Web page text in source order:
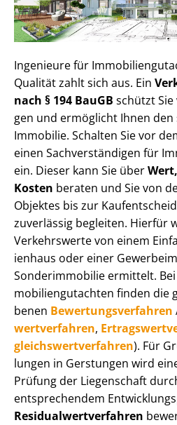
Ingenieure für
Qualität zahlt sich aus. Ein
nach § 194 BauGB schützt
gen und ermöglicht Ihnen
Immobilie. Schalten Sie vor
einen Sach­ver­stän­di­gen für
ein. Dieser kann Sie über
Kosten beraten und Sie von
Objektes bis zur
zuverlässig begleiten. Hierfür
Verkehrswerte von einem
i­en­haus oder einer
Sonderimmobilie ermittelt.
mo­bi­li­en­gut­ach­ten finden die
be­nen Be­wer­tungs­ver­fah­ren
wert­ver­fah­ren,
gleichs­wert­ver­fah­ren). Für
lun­gen in Gerstungen wird
Prüfung der Liegenschaft
entsprechendem
Re­si­du­al­wert­ver­fah­ren